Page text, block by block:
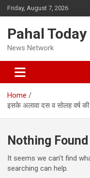
Skip
to
Friday, August 7, 2026
Pahal Today
News Network
Home
इसके अलावा दस व सोलह वर्ष
Nothing Found
It seems we can’t find
searching can help.